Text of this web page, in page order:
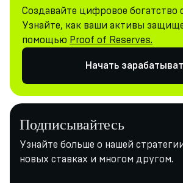
Создавайте цифровое богатство
Узнайте, как ваши активы
помощью Proof of Reserves.
Начать
Подписывайтесь
Узнайте больше о нашей
новых ставках и многом другом.